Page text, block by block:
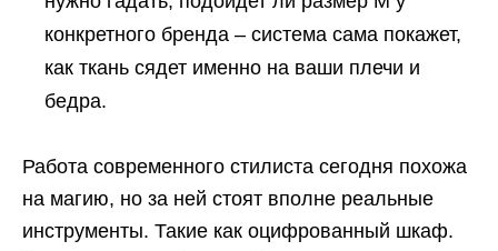
конкретного бренда – система сама покажет,
как ткань сядет именно на ваши плечи и
бедра.
Работа современного стилиста сегодня похожа
на магию, но за ней стоят вполне реальные
инструменты. Такие как оцифрованный шкаф.